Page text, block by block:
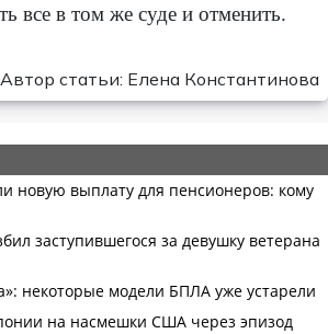
все в том же суде и отменить.
Автор статьи: Елена Константинова